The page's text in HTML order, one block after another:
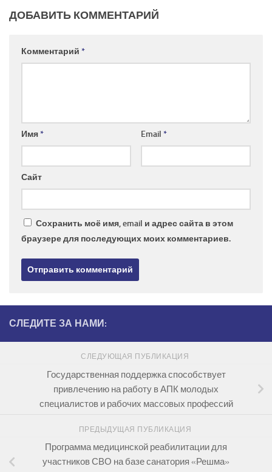
ДОБАВИТЬ КОММЕНТАРИЙ
Комментарий *
Имя* Email *
Сайт
Сохранить моё имя, email и адрес сайта в этом
браузере для последующих моих комментариев.
СЛЕДИТЕ ЗА НАМИ:
СЛЕДУЮЩАЯ ПУБЛИКАЦИЯ
Государственная поддержка способствует
привлечению на работу в АПК молодых
специалистов и рабочих массовых профессий
ПРЕДЫДУЩАЯ ПУБЛИКАЦИЯ
Программа медицинской реабилитации для
участников СВО на базе санатория «Решма»